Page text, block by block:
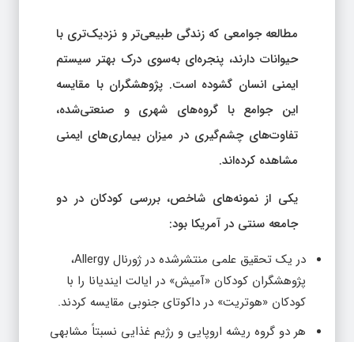
مطالعه جوامعی که زندگی طبیعی‌تر و نزدیک‌تری با
حیوانات دارند، پنجره‌ای به‌سوی درک بهتر سیستم
ایمنی انسان گشوده است. پژوهشگران با مقایسه
این جوامع با گروه‌های شهری و صنعتی‌شده،
تفاوت‌های چشم‌گیری در میزان بیماری‌های ایمنی
مشاهده کرده‌اند.
یکی از نمونه‌های شاخص، بررسی کودکان در دو
جامعه‌ سنتی در آمریکا بود:
در یک تحقیق علمی منتشرشده در ژورنال Allergy،
پژوهشگران کودکان «آمیش» در ایالت ایندیانا را با
کودکان «هوتریت» در داکوتای جنوبی مقایسه کردند.
هر دو گروه ریشه‌ اروپایی و رژیم غذایی نسبتاً مشابهی